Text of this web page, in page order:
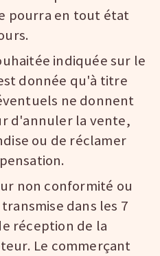
pourra en tout état
indiquée sur le
donnée qu'à titre
ne donnent
d'annuler la vente,
ou de réclamer
non conformité ou
dans les 7
réception de la
Le commerçant